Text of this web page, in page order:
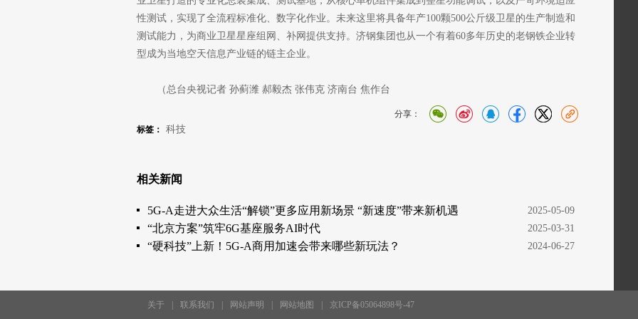
性测试，实现了全流程标准化、数字化作业。未来这里将具备年产100颗500公斤级卫星的生产制造和
测试能力，为商业卫星星座组网、补网提供支持。济钢集团也从一个有着60多年历史的老钢铁企业转
型成为当地空天信息产业链的链主企业。
（总台央视记者 孙蓟潍 郝毅杰 张伟克 济南台 焦作台
分享：
标签：
科技
相关新闻
2025-05-09
5G-A走进大众生活“解锁”更多应用新场景 “新速度”带来新机遇
2025-03-31
“北京方案”筑牢6G基座服务AI时代
2024-06-27
“硬科技”上新！5G-A商用加速会带来哪些新玩法？
关于 联系我们 网站声明 网站地图 京ICP备05064898号-47